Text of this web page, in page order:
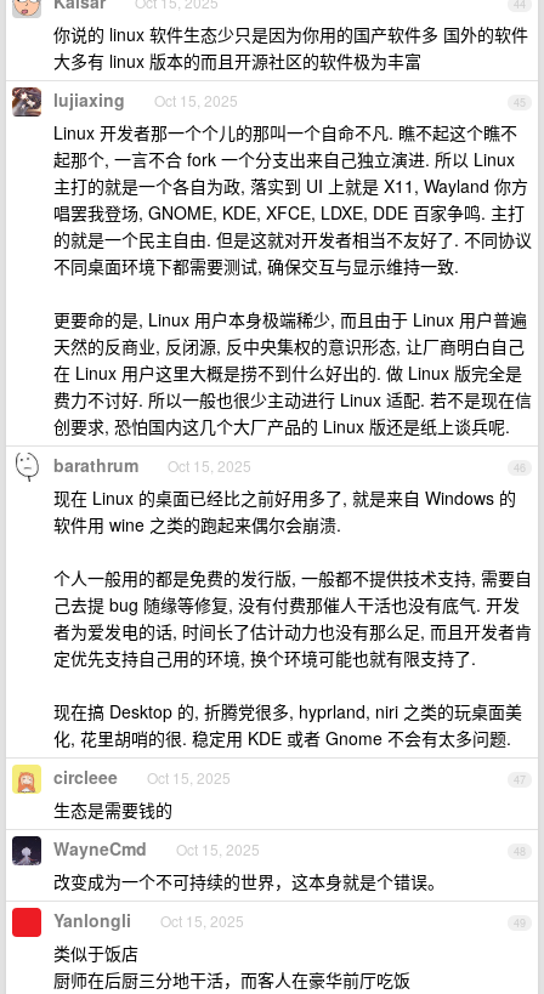
44
你说的 linux 软件生态少只是因为你用的国产软件多 国外的软件
大多有 linux 版本的而且开源社区的软件极为丰富
45
lujiaxing Oct 15, 2025
Linux 开发者那一个个儿的那叫一个自命不凡. 瞧不起这个瞧不
起那个, 一言不合 fork 一个分支出来自己独立演进. 所以 Linux
主打的就是一个各自为政, 落实到 UI 上就是 X11, Wayland 你方
唱罢我登场, GNOME, KDE, XFCE, LDXE, DDE 百家争鸣. 主打
的就是一个民主自由. 但是这就对开发者相当不友好了. 不同协议
不同桌面环境下都需要测试, 确保交互与显示维持一致.
更要命的是, Linux 用户本身极端稀少, 而且由于 Linux 用户普遍
天然的反商业, 反闭源, 反中央集权的意识形态, 让厂商明白自己
在 Linux 用户这里大概是捞不到什么好出的. 做 Linux 版完全是
费力不讨好. 所以一般也很少主动进行 Linux 适配. 若不是现在信
创要求, 恐怕国内这几个大厂产品的 Linux 版还是纸上谈兵呢.
46
barathrum Oct 15, 2025
现在 Linux 的桌面已经比之前好用多了, 就是来自 Windows 的
软件用 wine 之类的跑起来偶尔会崩溃.
个人一般用的都是免费的发行版, 一般都不提供技术支持, 需要自
己去提 bug 随缘等修复, 没有付费那催人干活也没有底气. 开发
者为爱发电的话, 时间长了估计动力也没有那么足, 而且开发者肯
定优先支持自己用的环境, 换个环境可能也就有限支持了.
现在搞 Desktop 的, 折腾党很多, hyprland, niri 之类的玩桌面美
化, 花里胡哨的很. 稳定用 KDE 或者 Gnome 不会有太多问题.
47
circleee Oct 15, 2025
生态是需要钱的
48
WayneCmd Oct 15, 2025
改变成为一个不可持续的世界，这本身就是个错误。
49
Yanlongli Oct 15, 2025
类似于饭店
厨师在后厨三分地干活，而客人在豪华前厅吃饭